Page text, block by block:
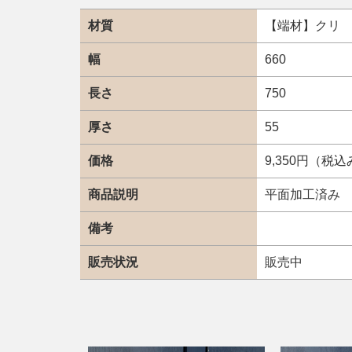
材質 【端材】クリ
幅 660
長さ 750
厚さ 55
価格 9,350円（税込
商品説明 平面加工済み
備考
販売状況 販売中